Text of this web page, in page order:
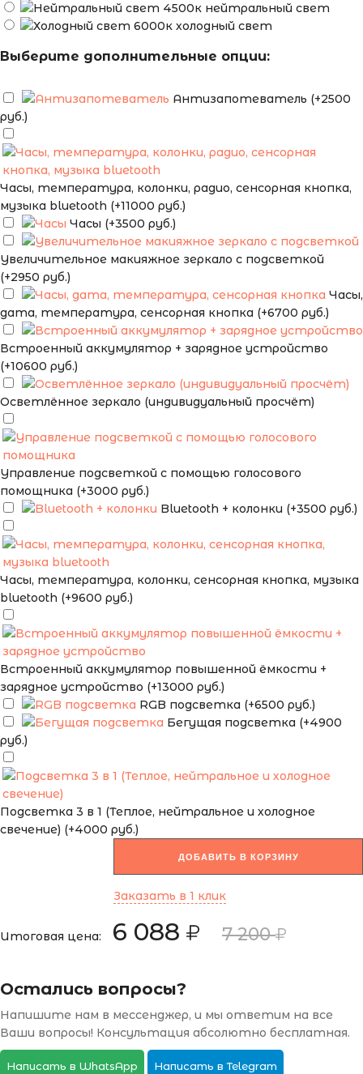
нейтральный свет
холодный свет
Выберите дополнительные опции:
Антизапотеватель (+2500
руб.)
Часы, температура, колонки, радио, сенсорная кнопка,
музыка bluetooth (+11000 руб.)
Часы (+3500 руб.)
Увеличительное макияжное зеркало с подсветкой
(+2950 руб.)
Часы,
дата, температура, сенсорная кнопка (+6700 руб.)
Встроенный аккумулятор + зарядное устройство
(+10600 руб.)
Осветлённое зеркало (индивидуальный просчёт)
Управление подсветкой с помощью голосового
помощника (+3000 руб.)
Bluetooth + колонки (+3500 руб.)
Часы, температура, колонки, сенсорная кнопка, музыка
bluetooth (+9600 руб.)
Встроенный аккумулятор повышенной ёмкости +
зарядное устройство (+13000 руб.)
RGB подсветка (+6500 руб.)
Бегущая подсветка (+4900
руб.)
Подсветка 3 в 1 (Теплое, нейтральное и холодное
свечение) (+4000 руб.)
ДОБАВИТЬ В КОРЗИНУ
Заказать в 1 клик
Итоговая цена: 6 088 7 200
Остались вопросы?
Напишите нам в мессенджер, и мы ответим на все
Ваши вопросы! Консультация абсолютно бесплатная.
Написать в WhatsApp Написать в Telegram